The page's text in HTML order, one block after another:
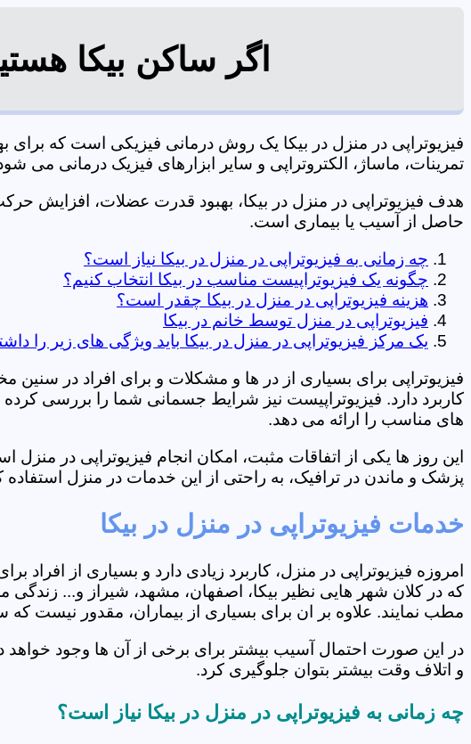
اگر ساکن بیکا
فیزیوتراپی در منزل در بیکا یک روش درمانی فیزیکی است که
تمرینات، ماساژ، الکتروتراپی و سایر ابزارهای فیزیک درمانی می شود. 09106210197 خانم دکتر
هدف فیزیوتراپی در منزل در بیکا، بهبود قدرت عضلات، افزایش
حاصل از آسیب یا بیماری است.
چه زمانی به فیزیوتراپی در منزل در بیکا نیاز است؟
چگونه یک فیزیوتراپیست مناسب در بیکا انتخاب کنیم؟
هزینه فیزیوتراپی در منزل در بیکا چقدر است؟
فیزیوتراپی در منزل توسط خانم در بیکا
یک مرکز فیزیوتراپی در منزل در بیکا باید ویژگی های زیر را
فیزیوتراپی برای بسیاری از در ها و مشکلات و برای افراد در سنین
کاربرد دارد. فیزیوتراپیست نیز شرایط جسمانی شما را بررسی کرده
های مناسب را ارائه می دهد.
این روز ها یکی از اتفاقات مثبت، امکان انجام فیزیوتراپی در
پزشک و ماندن در ترافیک، به راحتی از این خدمات در منزل استفاده
خدمات فیزیوتراپی در منزل در بیکا
امروزه فیزیوتراپی در منزل، کاربرد زیادی دارد و بسیاری از
که در کلان شهر هایی نظیر بیکا، اصفهان، مشهد، شیراز و... زندگی
مطب نمایند. علاوه بر ان برای بسیاری از بیماران، مقدور نیست
در این صورت احتمال آسیب بیشتر برای برخی از آن ها وجود خواهد
و اتلاف وقت بیشتر بتوان جلوگیری کرد.
چه زمانی به فیزیوتراپی در منزل در بیکا نیاز است؟